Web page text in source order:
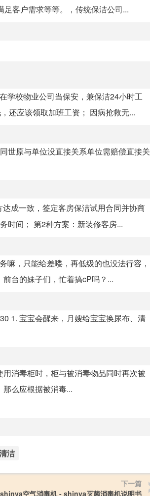
客户需求等等。，传统保洁公司...
学校物业公司当保安，兼保洁24小时工
还应该领取加班工资； 因病抢救无...
世原与单位没直接关系单位需赔偿直接关
成一致，签定客房保洁试用合同并协商
时间； 第2种方案：新装修客房...
嘛，只能给差喽，再低级的也没法行容，
台的妹子们，忙着搞cP吗？...
1. 宝宝会醒来，月嫂给宝宝换尿布、清
消毒柜时，柜与被消毒物品同时再次被
么应根据被消毒...
洁
下一篇
shinva空气消毒机 - shinva灭菌消毒机说明书